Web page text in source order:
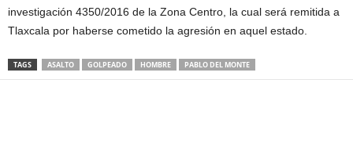
investigación 4350/2016 de la Zona Centro, la cual será remitida a
Tlaxcala por haberse cometido la agresión en aquel estado.
TAGS ASALTO GOLPEADO HOMBRE PABLO DEL MONTE